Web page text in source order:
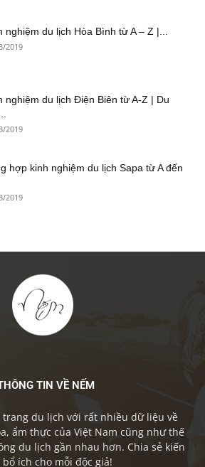
nghiệm du lịch Hòa Bình từ A – Z |...
2019
nghiệm du lịch Điện Biên từ A-Z | Du
2019
hợp kinh nghiệm du lịch Sapa từ A đến
2019
TIN VỀ NẾM
trang du lịch với rất nhiều dữ liệu về
ẩm thực của Việt Nam cũng như thế
du lịch gần nhau hơn. Chia sẻ kiến
ích cho mỗi độc giả!